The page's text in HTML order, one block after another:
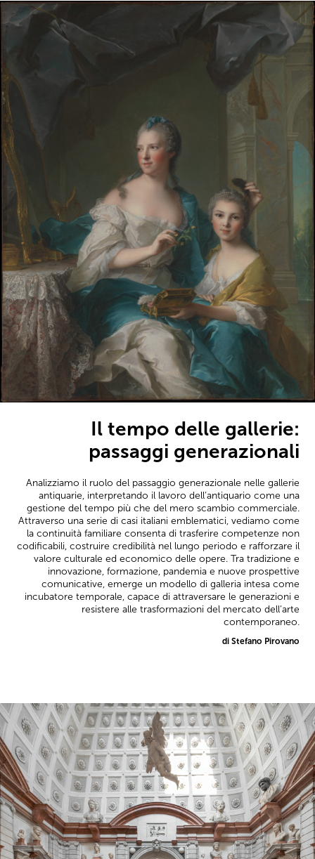
Il tempo delle gallerie:
passaggi generazionali
Analizziamo il ruolo del passaggio generazionale nelle gallerie
antiquarie, interpretando il lavoro dell’antiquario come una
gestione del tempo più che del mero scambio commerciale.
Attraverso una serie di casi italiani emblematici, vediamo come
la continuità familiare consenta di trasferire competenze non
codificabili, costruire credibilità nel lungo periodo e rafforzare il
valore culturale ed economico delle opere. Tra tradizione e
innovazione, formazione, pandemia e nuove prospettive
comunicative, emerge un modello di galleria intesa come
incubatore temporale, capace di attraversare le generazioni e
resistere alle trasformazioni del mercato dell’arte
contemporaneo.
di Stefano Pirovano